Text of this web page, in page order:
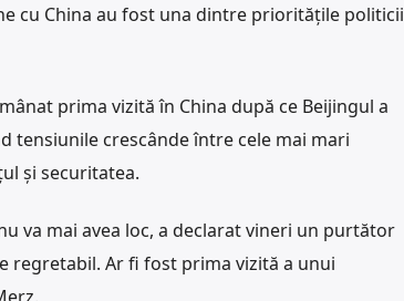
cu China au fost una dintre prioritățile politicii
prima vizită în China după ce Beijingul a
crescânde între cele mai mari
și securitatea.
va mai avea loc, a declarat vineri un purtător
regretabil. Ar fi fost prima vizită a unui